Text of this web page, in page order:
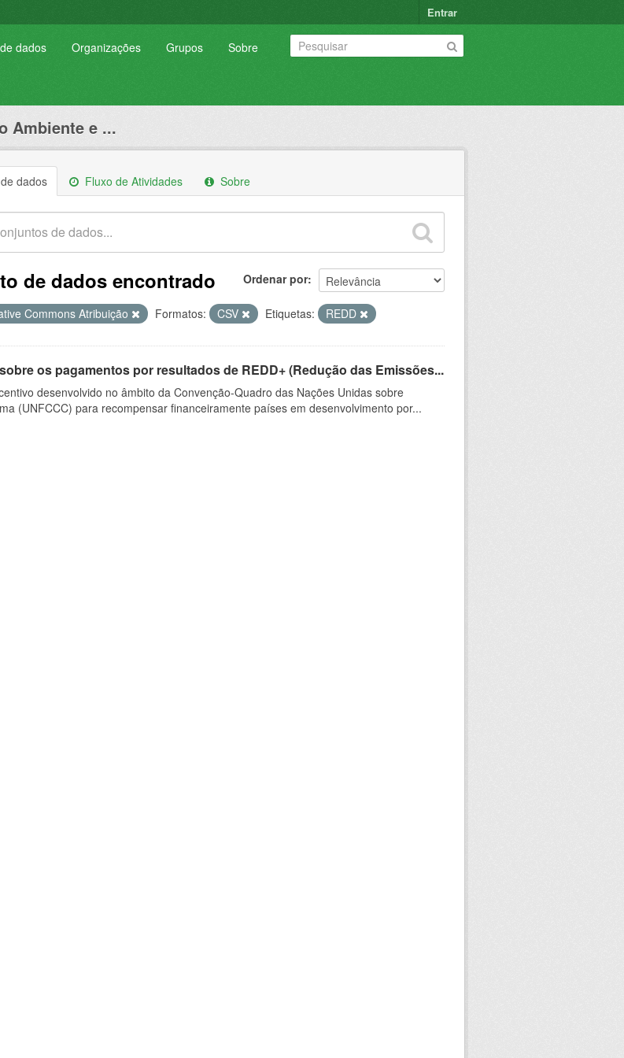
Entrar
dados Organizações Grupos Sobre
Ambiente e ...
dados Fluxo de Atividades Sobre
Ordenar por
de dados encontrado
Commons Atribuição Formatos: CSV Etiquetas: REDD
os pagamentos por resultados de REDD+ (Redução das Emissões...
desenvolvido no âmbito da Convenção-Quadro das Nações Unidas sobre
(UNFCCC) para recompensar financeiramente países em desenvolvimento por...